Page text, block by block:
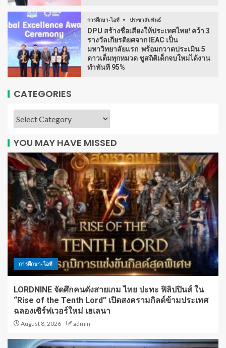
การศึกษา-ไอที ประชาสัมพันธ์
DPU สร้างชื่อเสียงให้ประเทศไทย! คว้า 3
รางวัลเกียรติยศจาก IEAC เป็น
มหาวิทยาลัยแรก พร้อมกวาดประเมิน 5
ดาวเต็มทุกหมวด ชูสถิติเด็กจบใหม่ได้งาน
ทำทันที 95%
CATEGORIES
YOU MAY HAVE MISSED
การศึกษา-ไอที
LORDNINE จัดศึกคนดังสายเกม ไทย ปะทะ ฟิลิปปินส์ ใน
“Rise of the Tenth Lord” เปิดสงครามกิลด์ข้ามประเทศ
ฉลองเซิร์ฟเวอร์ใหม่ เฮเลนา
August 8, 2026 admin